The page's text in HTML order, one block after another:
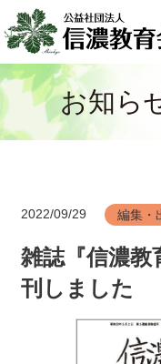
お知ら
2022/09/29 編集・
雑誌『信濃教
刊しました